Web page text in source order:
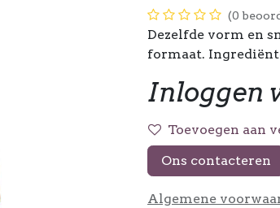
(0
Dezelfde vorm en
formaat.
Inloggen
Toevoegen aan
Ons contacteren
Algemene